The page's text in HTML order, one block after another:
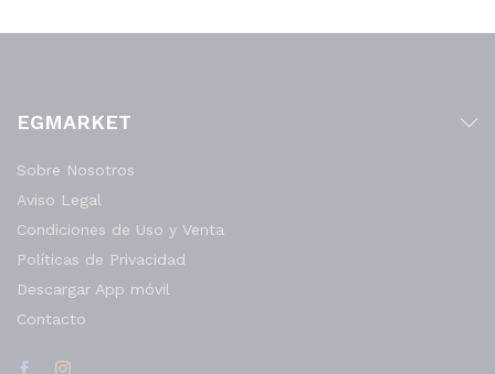
EGMARKET
Sobre Nosotros
Aviso Legal
Condiciones de Uso y Venta
Políticas de Privacidad
Descargar App móvil
Contacto